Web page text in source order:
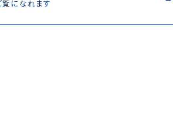
になれます